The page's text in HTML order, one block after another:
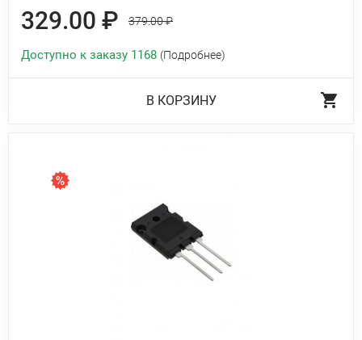
329.00 ₽ 379.00 ₽
Доступно к заказу 1168 (Подробнее)
В КОРЗИНУ